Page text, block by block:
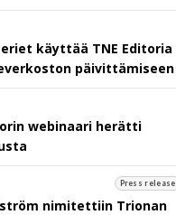
käyttää TNE Editoria
päivittämiseen
webinaari herätti
Press release
nimitettiin Trionan